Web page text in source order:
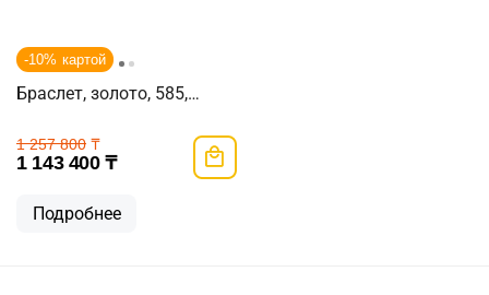
-10% картой
Браслет, золото, 585,
1 257 800 ₸
1 143 400 ₸
Подробнее